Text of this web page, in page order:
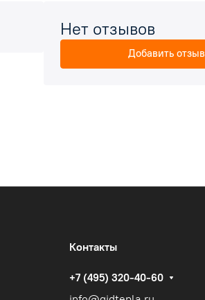
Нет отзывов
Добавить отзыв
Контакты
+7 (495) 320-40-60